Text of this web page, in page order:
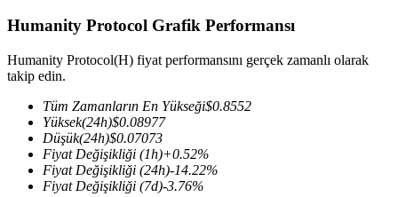
COIN-M Vadeli İşlemleri
TradFi
Hisse senetleri, döviz, değerli metaller ve emtia türevleri
Humanity Protocol Grafik Performansı
Humanity Protocol(H) fiyat performansını gerçek zamanlı olarak
takip edin.
Tüm Zamanların En Yükseği$0.8552
Yüksek(24h)$0.08977
Düşük(24h)$0.07073
Fiyat Değişikliği (1h)+0.52%
Fiyat Değişikliği (24h)-14.22%
Fiyat Değişikliği (7d)-3.76%